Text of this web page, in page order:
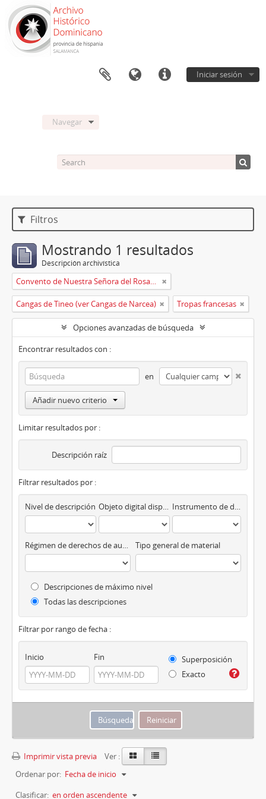
Iniciar sesión
Navegar
Filtros
Mostrando 1 resultados
Descripción archivística
Convento de Nuestra Señora del Rosario de Oviedo
Cangas de Tineo (ver Cangas de Narcea) Tropas francesas
Opciones avanzadas de búsqueda
Encontrar resultados con :
en
Añadir nuevo criterio
Limitar resultados por :
Descripción raíz
Filtrar resultados por :
Nivel de descripción Objeto digital disponibles Instrumento de descripción
Régimen de derechos de autor Tipo general de material
Descripciones de máximo nivel
Todas las descripciones
Filtrar por rango de fecha :
Inicio Fin
Superposición
Exacto
Imprimir vista previa
Ver :
Ordenar por: Fecha de inicio
Clasificar: en orden ascendente